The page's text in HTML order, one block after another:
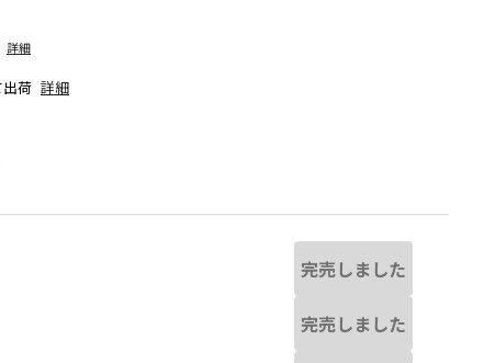
詳細
荷 詳細
完売しました
完売しました